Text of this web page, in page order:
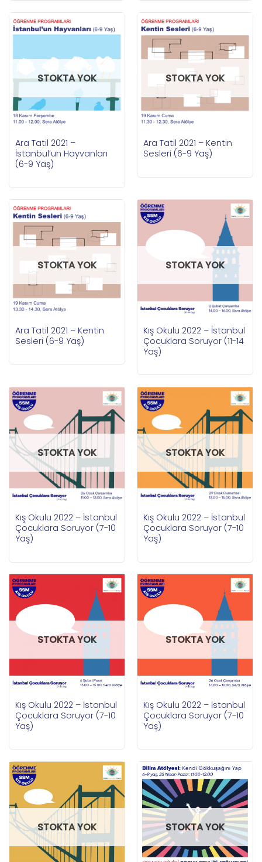
STOKTA YOK
Ara Tatil 2021 –
İstanbul’un Hayvanları
(6-9 Yaş)
STOKTA YOK
Ara Tatil 2021 – Kentin
Sesleri (6-9 Yaş)
STOKTA YOK
Ara Tatil 2021 – Kentin
Sesleri (6-9 Yaş)
STOKTA YOK
Kış Okulu 2022 – İstanbul
Çocuklara Soruyor (11-14
Yaş)
STOKTA YOK
Kış Okulu 2022 – İstanbul
Çocuklara Soruyor (7-10
Yaş)
STOKTA YOK
Kış Okulu 2022 – İstanbul
Çocuklara Soruyor (7-10
Yaş)
STOKTA YOK
Kış Okulu 2022 – İstanbul
Çocuklara Soruyor (7-10
Yaş)
STOKTA YOK
Kış Okulu 2022 – İstanbul
Çocuklara Soruyor (7-10
Yaş)
STOKTA YOK STOKTA YOK